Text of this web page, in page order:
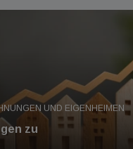
UND EIGENHEIMEN
zu